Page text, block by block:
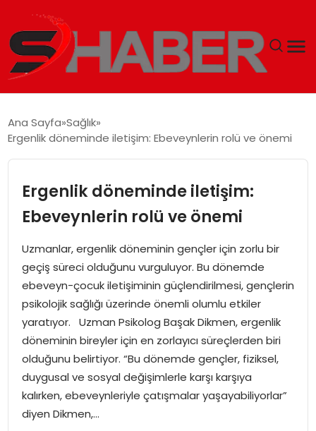
MAGAZIN
TEKNOLOJI
SPOR
EKONOMI
SIYASET
EĞITIM
YAŞAM
Ana Sayfa Sağlık
Ergenlik döneminde iletişim: Ebeveynlerin rolü ve önemi
Ergenlik döneminde iletişim:
Ebeveynlerin rolü ve önemi
Uzmanlar, ergenlik döneminin gençler için zorlu bir
geçiş süreci olduğunu vurguluyor. Bu dönemde
ebeveyn-çocuk iletişiminin güçlendirilmesi, gençlerin
psikolojik sağlığı üzerinde önemli olumlu etkiler
yaratıyor. Uzman Psikolog Başak Dikmen, ergenlik
döneminin bireyler için en zorlayıcı süreçlerden biri
olduğunu belirtiyor. “Bu dönemde gençler, fiziksel,
duygusal ve sosyal değişimlerle karşı karşıya
kalırken, ebeveynleriyle çatışmalar yaşayabiliyorlar”
diyen Dikmen,…